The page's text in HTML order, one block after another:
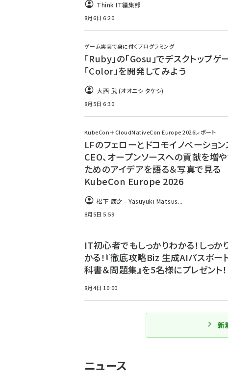
Think IT編集部
8月6日 6:20
ゲーム実装で身に付くプログラミング
「Ruby」の「Gosu」でデスクトップゲ
「Color」を開発してみよう
大西 武 (オオニシ タケシ)
8月5日 6:30
KubeCon＋CloudNativeCon Europe 2026レポート
LFのフェローとドコモイノベーション
CEO、オープンソースへの貢献を増
ためのアイデアを語る＆写真で見る
KubeCon Europe 2026
松下 康之 - Yasuyuki Matsus...
8月5日 5:59
IT初心者でもしっかりわかる！しっか
かる！『徹底攻略Biz 生成AIパスポー
科書＆問題集』を5名様にプレゼント！
8月4日 10:00
新
ニュース